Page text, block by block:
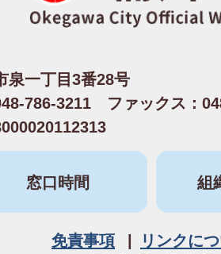
泉一丁目3番28号
786-3211 ファックス：
窓口時間 組
免責事項
リンクに